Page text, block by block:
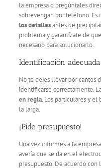
la empresa o pregúntales
sobrevengan por teléfono. Es
los detallesantes de
problema y garantízate de
necesario para solucionarlo.
Identificación adecuada
No te dejes llevar por cantos
identificarse correctamente.
en regla. Los particulares y el
la larga.
¡Pide presupuesto!
Una vez informes a la
avería que se da en el
presupuesto. De acuerdo con